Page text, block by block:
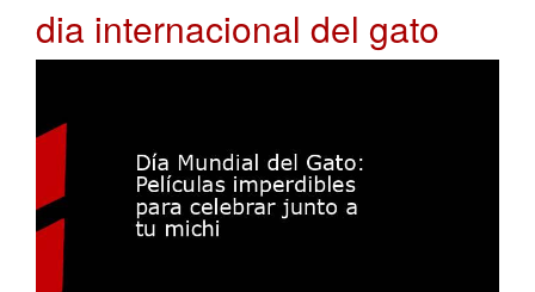
dia internacional del gato